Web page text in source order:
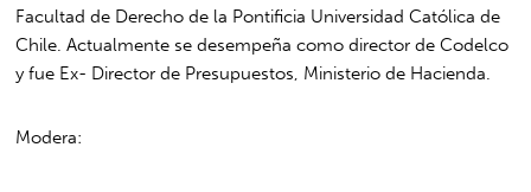
Facultad de Derecho de la Pontificia Universidad Católica de
Chile. Actualmente se desempeña como director de Codelco
y fue Ex- Director de Presupuestos, Ministerio de Hacienda.
Modera: